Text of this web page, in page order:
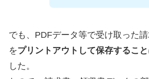
でも、PDFデータ等で受け取った
をプリントアウトして保存するこ
した。